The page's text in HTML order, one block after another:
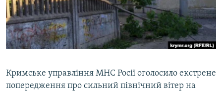
ВІДЕОУРОКИ «ELIFBE»
СВІДЧЕННЯ ОКУПАЦІЇ
УКРАЇНСЬКА ПРОБЛЕМА КРИМУ
Русский
Qırımtatar
Кримське управління МНС Росії оголосило екстрене
попередження про сильний північний вітер на